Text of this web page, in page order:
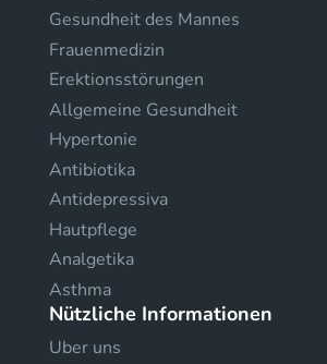
Gesundheit des Mannes
Frauenmedizin
Erektionsstörungen
Allgemeine Gesundheit
Hypertonie
Antibiotika
Antidepressiva
Hautpflege
Analgetika
Asthma
Nützliche Informationen
Uber uns